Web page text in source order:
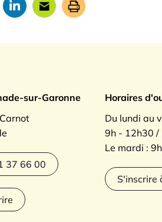
sur-Garonne
37 66 00
Horaires
Du lundi au
9h - 12h30 /
Le mardi :
S'inscrire